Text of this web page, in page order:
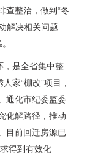
查整治，做到“冬
解决相关问题
，是全省集中整
家“棚改”项目，
通化市纪委监委
化解路径，推动
目前回迁房源已
得到有效化